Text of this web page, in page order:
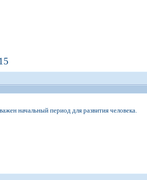
начальный период для развития человека.